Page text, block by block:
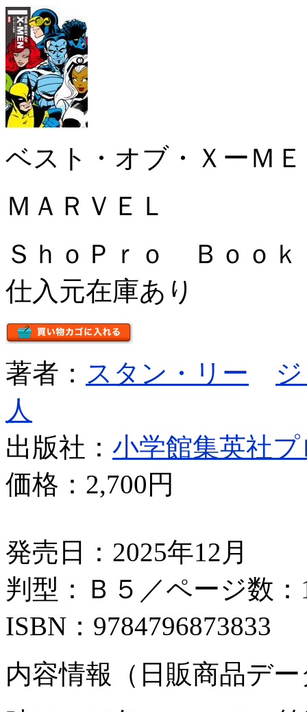
ベスト・オブ・ＸーＭ
ＭＡＲＶＥＬ
ＳｈｏＰｒｏ Ｂｏ
仕入元在庫あり
著者： スタン・リー
人
出版社： 小学館集英社
価格： 2,700円
発売日：2025年12月
判型：Ｂ５／ページ数：
ISBN：9784796873833
内容情報（日販商品デ